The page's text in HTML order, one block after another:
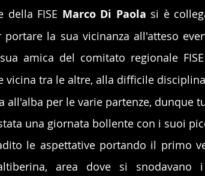
della FISE Marco Di Paola si è
la sua vicinanza all'atteso
amica del comitato regionale
vicina tra le altre, alla difficile
all'alba per le varie partenze, dunque
una giornata bollente con i suoi
le aspettative portando il primo
area dove si